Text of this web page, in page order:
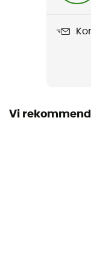
Använd teknologi
Vi